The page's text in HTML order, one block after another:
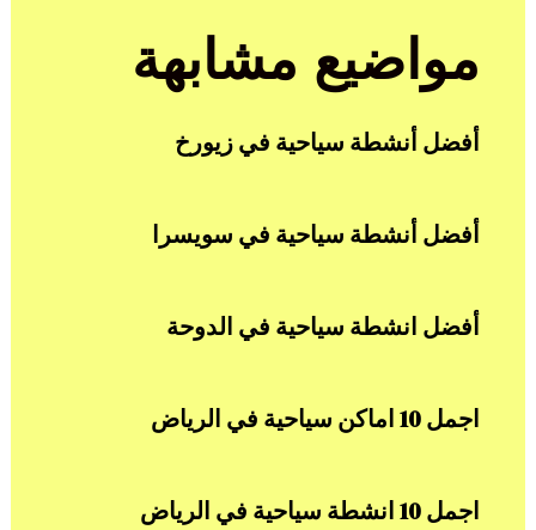
مواضيع مشابهة
أفضل أنشطة سياحية في زيورخ
أفضل أنشطة سياحية في سويسرا
أفضل انشطة سياحية في الدوحة
اجمل 10 اماكن سياحية في الرياض
اجمل 10 انشطة سياحية في الرياض